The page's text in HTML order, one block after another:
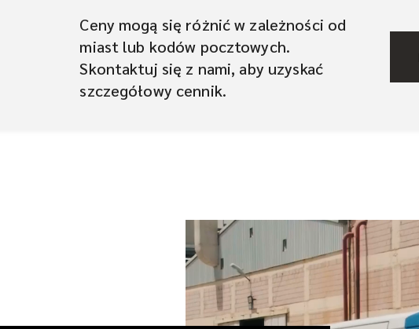
Ceny mogą się różnić w zależności od
miast lub kodów pocztowych.
Skontaktuj się z nami, aby uzyskać
szczegółowy cennik.